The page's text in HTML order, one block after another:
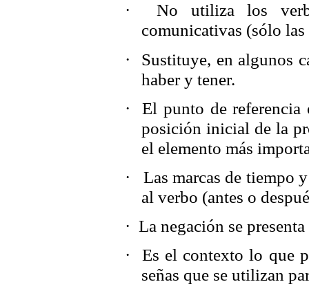
·
No utiliza los
comunicativas (sólo
·
Sustituye, en algunos
haber y tener.
·
El punto de referencia
posición inicial de la
el elemento más
·
Las marcas de tiempo
al verbo (antes o
· La negación se
·
Es el contexto lo que
señas que se utilizan